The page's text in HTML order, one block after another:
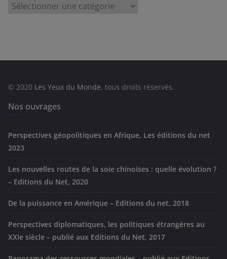
e
s
© 2020 Les Yeux du Monde, tous droits réservés.
Nos ouvrages
Perspectives géopolitiques en Afrique, Les éditions du net
2023
Les nouvelles routes de la soie chinoises : quelle évolution ?
– Editions du Net, 2020
De la puissance en Amérique – Editions du net, 2018
Perspectives diplomatiques, les politiques étrangères au
XXIe siècle – publié aux Editions du Net, 2017